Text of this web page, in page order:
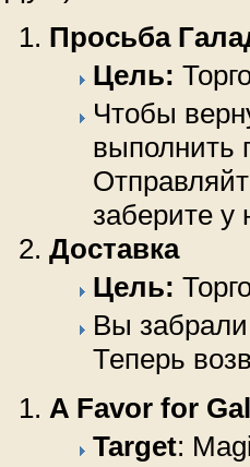
Просьба
Цель:
Чтобы
выполнить
заберите у
Доставка
Цель:
Вы забрали
Теперь
A Favor for
Target: